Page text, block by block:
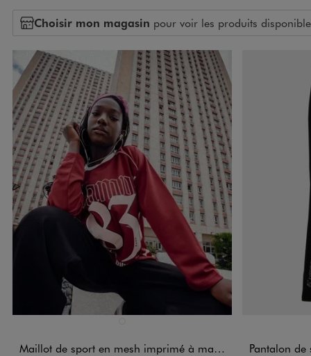
Choisir mon magasin pour voir les produits
Maillot de sport en mesh imprimé à manches raglan fille - Camps United
Pantalon de sport